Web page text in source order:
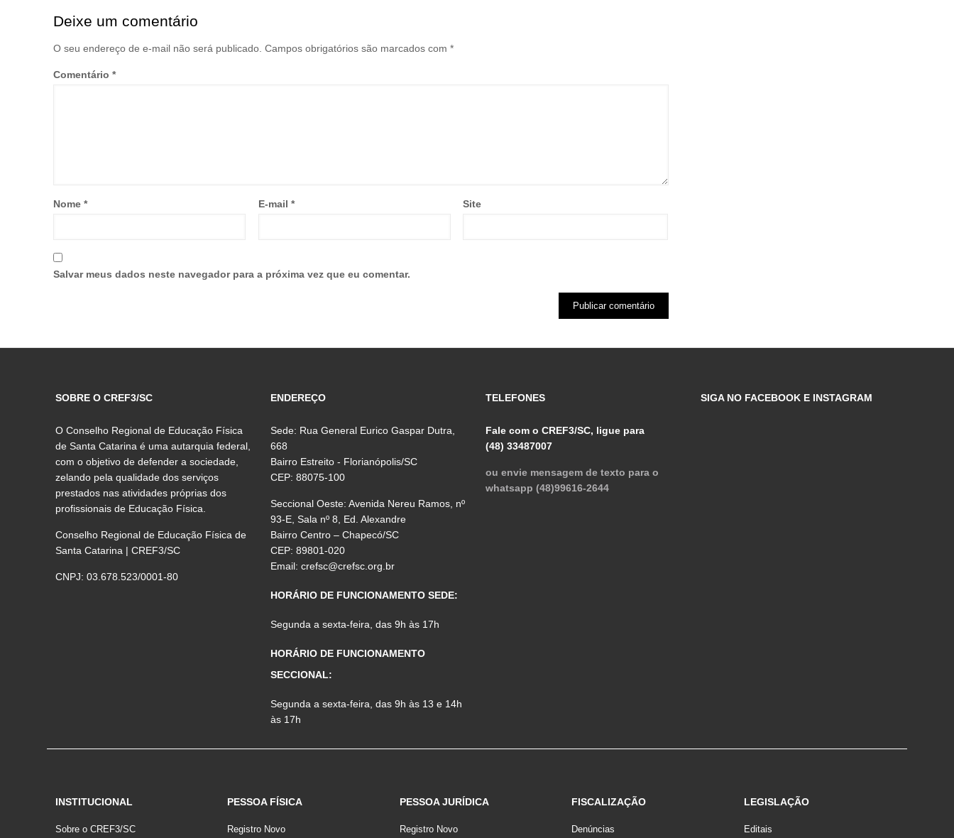
Deixe um comentário
O seu endereço de e-mail não será publicado. Campos obrigatórios são marcados com *
Comentário *
Nome * E-mail * Site
Salvar meus dados neste navegador para a próxima vez que eu comentar.
SOBRE O CREF3/SC
O Conselho Regional de Educação Física
de Santa Catarina é uma autarquia federal,
com o objetivo de defender a sociedade,
zelando pela qualidade dos serviços
prestados nas atividades próprias dos
profissionais de Educação Física.
Conselho Regional de Educação Física de
Santa Catarina | CREF3/SC
CNPJ: 03.678.523/0001-80
ENDEREÇO
Sede: Rua General Eurico Gaspar Dutra,
668
Bairro Estreito - Florianópolis/SC
CEP: 88075-100
Seccional Oeste: Avenida Nereu Ramos, nº
93-E, Sala nº 8, Ed. Alexandre
Bairro Centro – Chapecó/SC
CEP: 89801-020
Email:crefsc@crefsc.org.br
HORÁRIO DE FUNCIONAMENTO SEDE:
Segunda a sexta-feira, das 9h às 17h
HORÁRIO DE FUNCIONAMENTO
SECCIONAL:
Segunda a sexta-feira, das 9h às 13 e 14h
às 17h
TELEFONES
Fale com o CREF3/SC, ligue para
(48) 33487007
ou envie mensagem de texto para o
whatsapp (48)99616-2644
SIGA NO FACEBOOK E INSTAGRAM
INSTITUCIONAL
Sobre o CREF3/SC
PESSOA FÍSICA
Registro Novo
PESSOA JURÍDICA
Registro Novo
FISCALIZAÇÃO
Denúncias
LEGISLAÇÃO
Editais